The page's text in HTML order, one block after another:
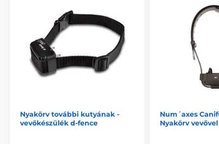
Nyakörv további kutyának -
vevőkészülék d-fence
Num´axes
Nyakörv vevővel